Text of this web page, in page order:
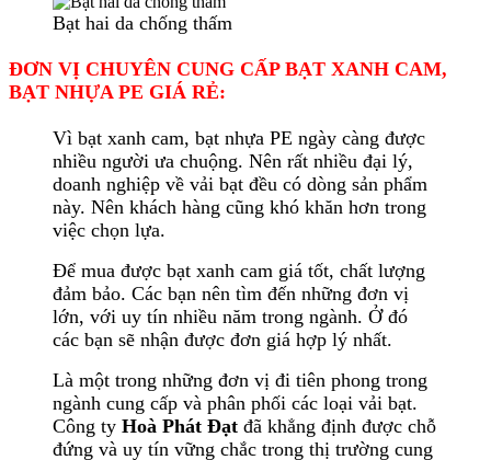
Bạt hai da chống thấm
ĐƠN VỊ CHUYÊN CUNG CẤP BẠT XANH CAM,
BẠT NHỰA PE GIÁ RẺ:
Vì bạt xanh cam, bạt nhựa PE ngày càng được
nhiều người ưa chuộng. Nên rất nhiều đại lý,
doanh nghiệp về vải bạt đều có dòng sản phẩm
này. Nên khách hàng cũng khó khăn hơn trong
việc chọn lựa.
Để mua được bạt xanh cam giá tốt, chất lượng
đảm bảo. Các bạn nên tìm đến những đơn vị
lớn, với uy tín nhiều năm trong ngành. Ở đó
các bạn sẽ nhận được đơn giá hợp lý nhất.
Là một trong những đơn vị đi tiên phong trong
ngành cung cấp và phân phối các loại vải bạt.
Công ty Hoà Phát Đạt đã khẳng định được chỗ
đứng và uy tín vững chắc trong thị trường cung